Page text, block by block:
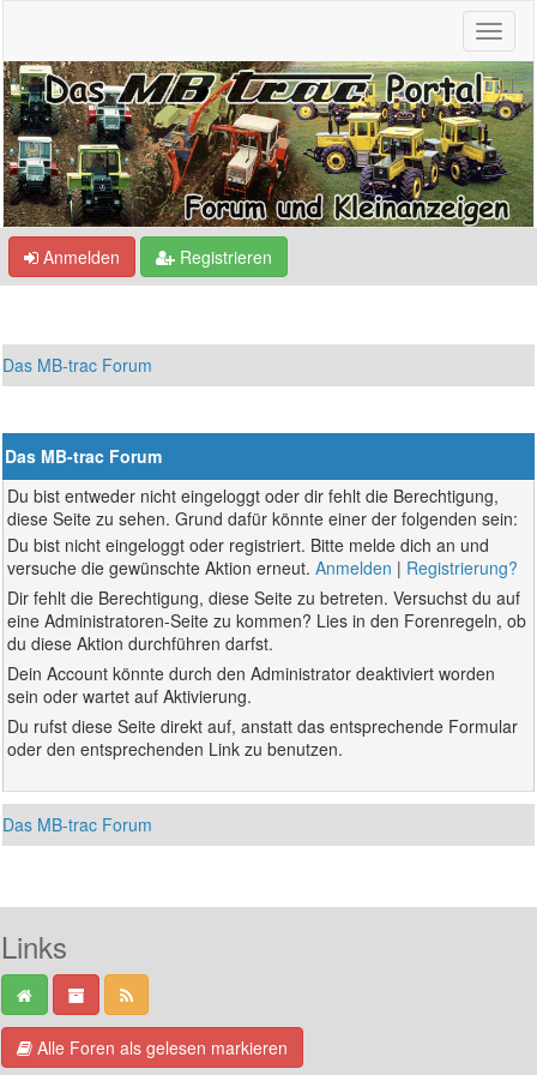
Anmelden Registrieren
Das MB-trac Forum
Das MB-trac Forum
Du bist entweder nicht eingeloggt oder dir fehlt die Berechtigung,
diese Seite zu sehen. Grund dafür könnte einer der folgenden sein:
Du bist nicht eingeloggt oder registriert. Bitte melde dich an und
versuche die gewünschte Aktion erneut.Anmelden | Registrierung?
Dir fehlt die Berechtigung, diese Seite zu betreten. Versuchst du auf
eine Administratoren-Seite zu kommen? Lies in den Forenregeln, ob
du diese Aktion durchführen darfst.
Dein Account könnte durch den Administrator deaktiviert worden
sein oder wartet auf Aktivierung.
Du rufst diese Seite direkt auf, anstatt das entsprechende Formular
oder den entsprechenden Link zu benutzen.
Das MB-trac Forum
Links
Alle Foren als gelesen markieren